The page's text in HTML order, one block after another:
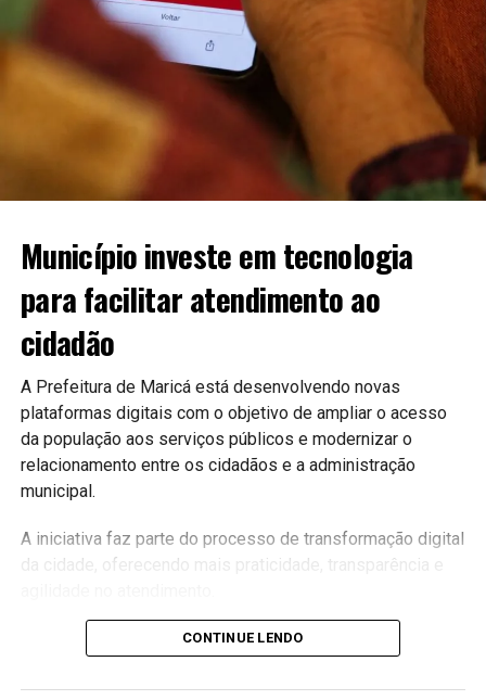
Município investe em tecnologia
para facilitar atendimento ao
cidadão
A Prefeitura de Maricá está desenvolvendo novas
plataformas digitais com o objetivo de ampliar o acesso
da população aos serviços públicos e modernizar o
relacionamento entre os cidadãos e a administração
municipal.
A iniciativa faz parte do processo de transformação digital
da cidade, oferecendo mais praticidade, transparência e
Serviços mais acessíveis
As plataformas permitirão que diversos serviços sejam
CONTINUE LENDO